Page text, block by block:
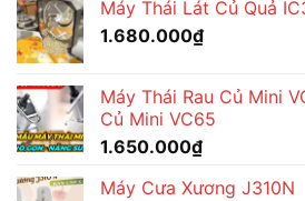
Máy Thái Lát Củ Quả
1.680.000₫
Máy Thái Rau Củ Mini
Củ Mini VC65
1.650.000₫
Máy Cưa Xương J310N